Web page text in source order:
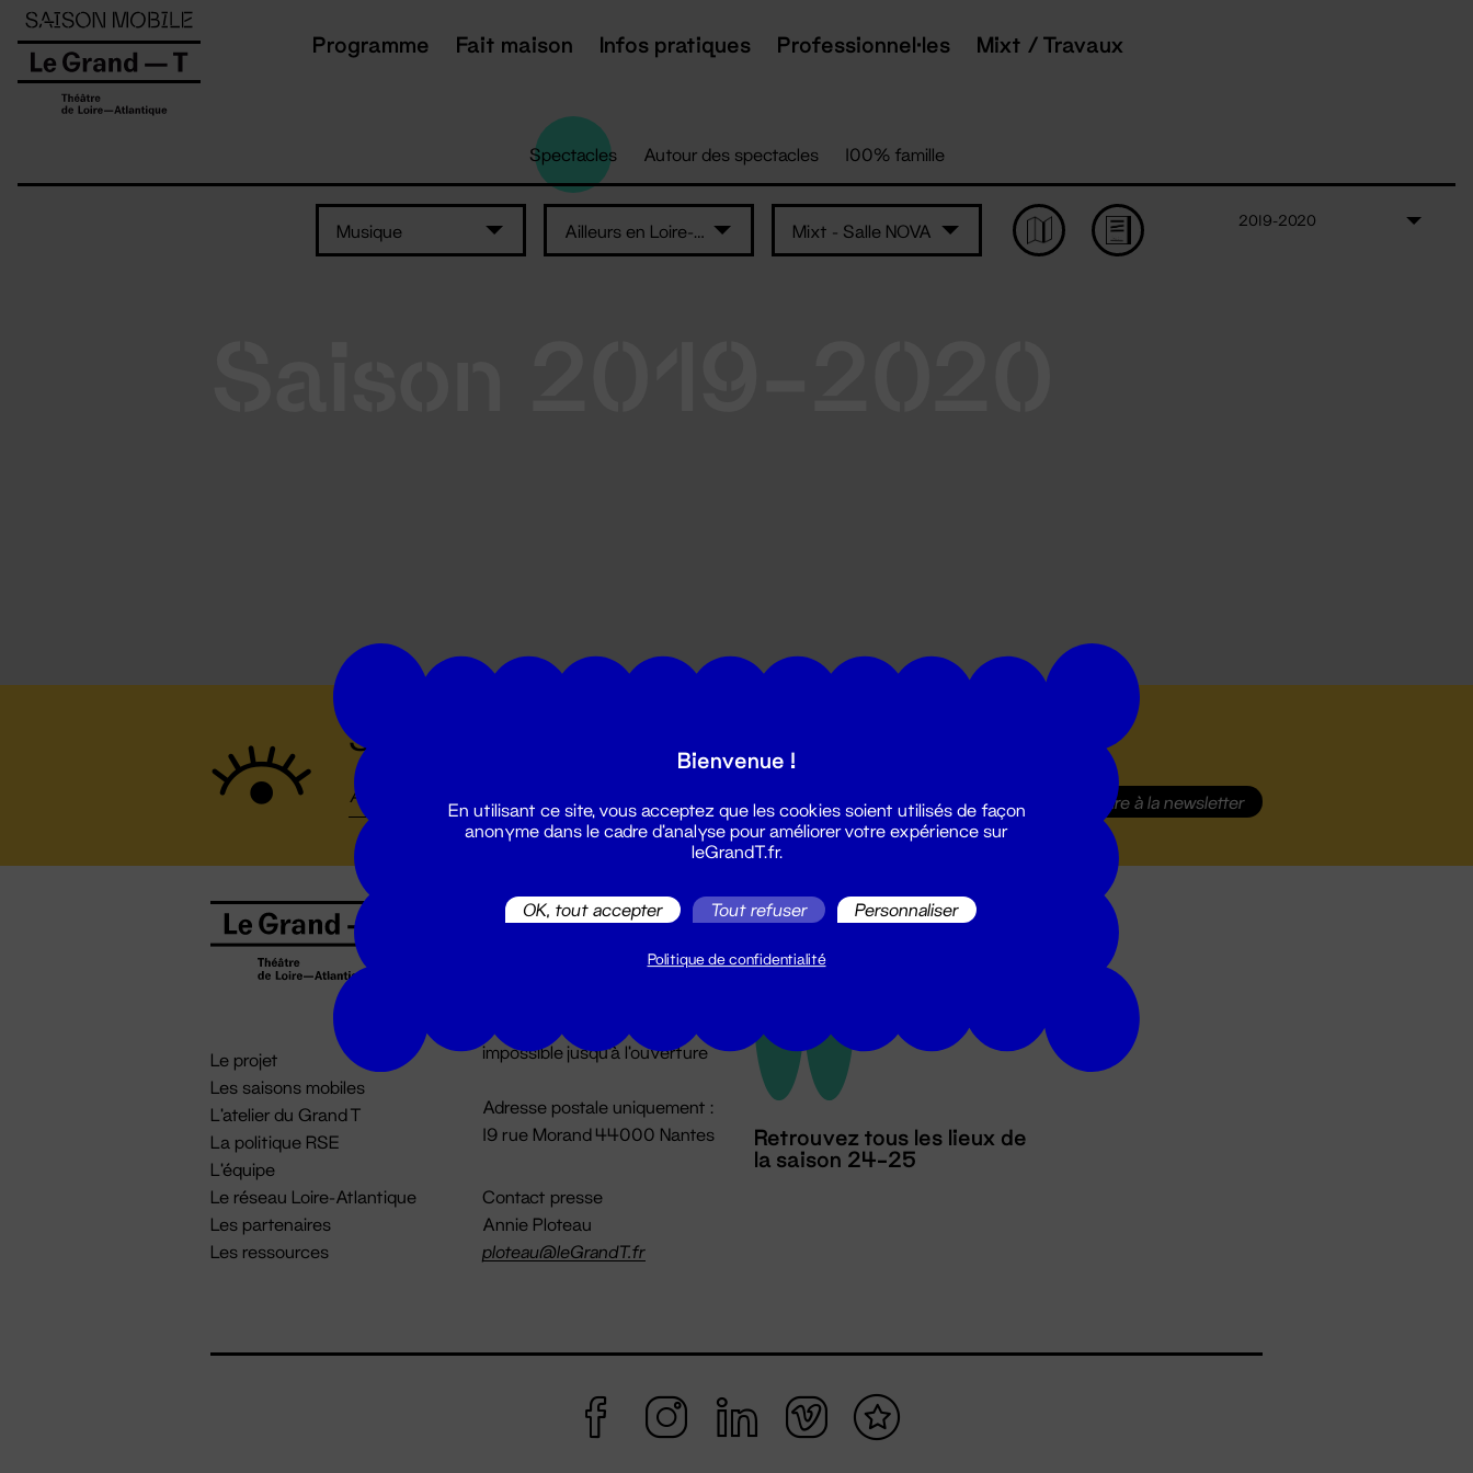
Programme Fait maison Infos pratiques Professionnel·les Mixt / Travaux
Spectacles Autour des spectacles 100% famille
Musique Ailleurs en Loire-Atlantique Mixt - Salle NOVA
2019-2020
Suivez toutes les actualités du Grand T :
S'inscrire à la newsletter
Le projet
Les saisons mobiles
L'atelier du Grand T
La politique RSE
L'équipe
Le réseau Loire-Atlantique
Les partenaires
Les ressources
Billetterie
billetterie@leGrandT.fr
impossible jusqu'à l'ouverture
Adresse postale uniquement :
19 rue Morand 44000 Nantes
Contact presse
Annie Ploteau
ploteau@leGrandT.fr
Retrouvez tous les lieux de
la saison 24-25
Panneau de gestion des cookies
Bienvenue !
En utilisant ce site, vous acceptez que les cookies soient utilisés de façon
anonyme dans le cadre d'analyse pour améliorer votre expérience sur
leGrandT.fr.
OK, tout accepter Tout refuser Personnaliser
Politique de confidentialité